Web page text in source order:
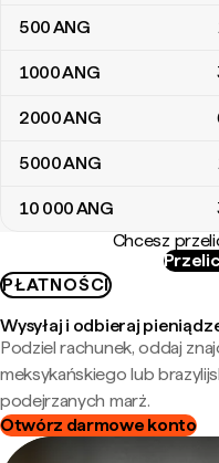
500ANG
1000ANG
2000ANG
5000ANG
10 000ANG
Chcesz
PŁATNOŚCI
Wysyłaj i odbieraj
Podziel rachunek, oddaj
meksykańskiego lub
podejrzanych marż.
Otwórz darmowe konto